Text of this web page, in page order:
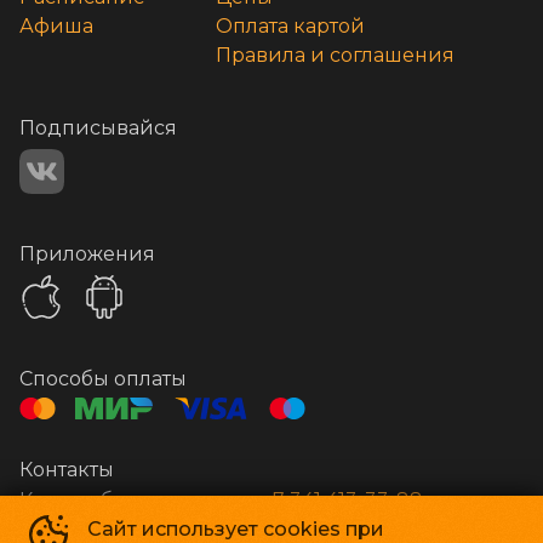
Сайт использует cookies при
Афиша
Оплата картой
Правила и соглашения
Подписывайся
Приложения
Способы оплаты
Контакты
Касса и бронирование +7 341 413-33-88